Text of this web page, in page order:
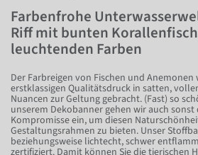
Farbenfrohe
Riff mit bunten
leuchtenden Farben
Der Farbreigen von Fischen und
erstklassigen Qualitätsdruck in satten,
Nuancen zur Geltung gebracht. (Fast) so
unserem Dekobanner gehen wir auch
Kompromisse ein, um diesen
Gestaltungsrahmen zu bieten. Unser
beziehungsweise lichtecht, schwer
zertifiziert. Damit können Sie die tierischen